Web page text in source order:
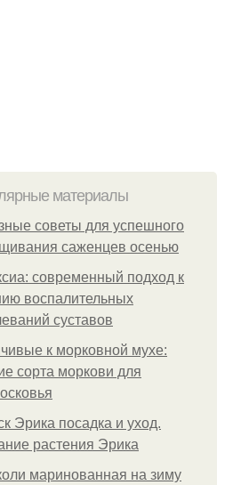
материалы
советы для успешного
саженцев осенью
современный подход к
воспалительных
суставов
к морковной мухе:
сорта моркови для
Эрика посадка и уход.
растения Эрика
маринованная на зиму